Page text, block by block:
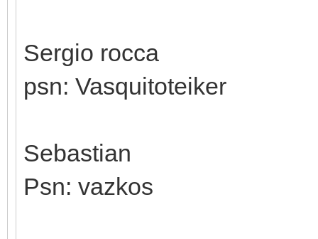
Sergio rocca
psn: Vasquitoteiker
Sebastian
Psn: vazkos